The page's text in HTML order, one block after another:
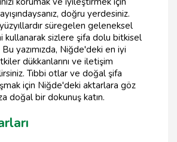
doğru yerdesiniz.
süregelen geleneksel
kullanarak sizlere şifa dolu bitkisel
yazımızda, Niğde'deki en iyi
dükkanlarını ve iletişim
Tıbbi otlar ve doğal şifa
için Niğde'deki aktarlara göz
doğal bir dokunuş katın.